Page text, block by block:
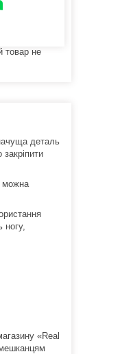
товар не
деталь
можна
ногу,
«Real